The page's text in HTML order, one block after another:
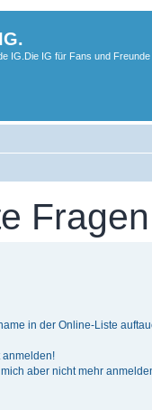
IG.Die IG für Fans und
Fragen
in der Online-Liste
anmelden!
aber nicht mehr